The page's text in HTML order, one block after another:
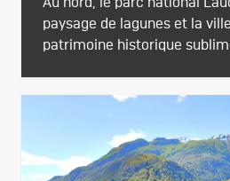
paysage de lagunes et la
patrimoine historique